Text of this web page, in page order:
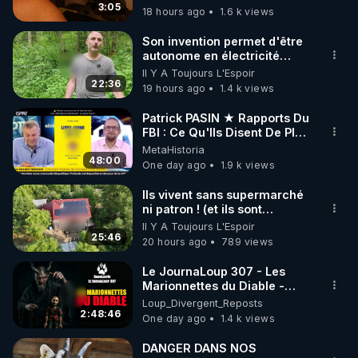
code : REGENERE10
▶ 30 jours gratuit sur l’application de méditation et
de bien-être ENVOL :
Rendez-vous sur https://www.envol.app/code
le code : REGENERE
mourut deux mois plus tard.
profondément ému ; j’en ai
parlé à plusieurs reprises
dans mes écrits et mes
vidéos. En 2026, avec ma
enquêté. Nos recherches
nous ont mené au cimetière
de Montmartin-sur-Mer où
nous avons finalement
famille Fatout. En
l’examinant avec minutie
(car les noms sont
difficilement lisibles), nous
avons découvert
commis une erreur : la jeune
fille retrouvée vivante, c’était
Christiane. Elle était restée
enfermée cinq jours avec sa
Cinq jours dans une cave en
3:05
18 hours ago
1.6 k views
22:36
Son invention permet d'être
autonome en électricité
avec un simple ruisseau
Il Y A Toujours L'Espoir
19 hours ago
1.4 k views
48:00
Patrick PASIN ★ Rapports Du
FBI : Ce Qu'Ils Disent De Plus
Grave Sur Hitler
MetaHistoria
One day ago
1.9 k views
25:46
Ils vivent sans supermarché
ni patron ! (et ils sont
heureux)
Il Y A Toujours L'Espoir
20 hours ago
789 views
2:48:46
Le JournaLoup 307 - Les
Marionnettes du Diable -
Loup Divergent 2026.08.07
Loup_Divergent_Reposts
One day ago
1.4 k views
DANGER DANS NOS